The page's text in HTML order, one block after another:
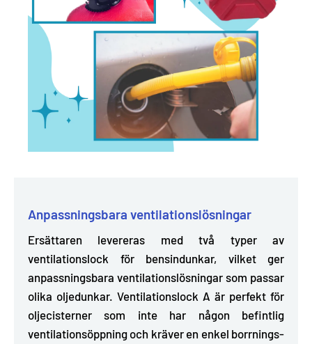
Anpassningsbara ventilationslösningar
Ersättaren levereras med två typer av
ventilationslock för bensindunkar, vilket ger
anpassningsbara ventilationslösningar som passar
olika oljedunkar. Ventilationslock A är perfekt för
oljecisterner som inte har någon befintlig
ventilationsöppning och kräver en enkel borrnings-